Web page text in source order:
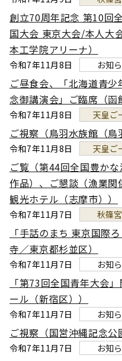
創立70周年記念 第10回
国大会 東京大会/本人大
本工学院アリーナ）
令和7年11月8日 お知
ご昼食会、「北海道青
念御講演会」ご臨席（函
令和7年11月8日 天皇ご
ご視察（鳥羽水族館（鳥
令和7年11月8日 天皇ご
ご覧（第44回全国豊か
作品）、ご懇談（漁業
観光ホテル（志摩市））
令和7年11月7日 秋篠
「手話のまち 東京国際
寺／東京都杉並区）
令和7年11月7日 お知
「第73回全国青年大会
ール（新宿区））
令和7年11月7日 お知
ご視察（国営沖縄記念公
令和7年11月7日 お知